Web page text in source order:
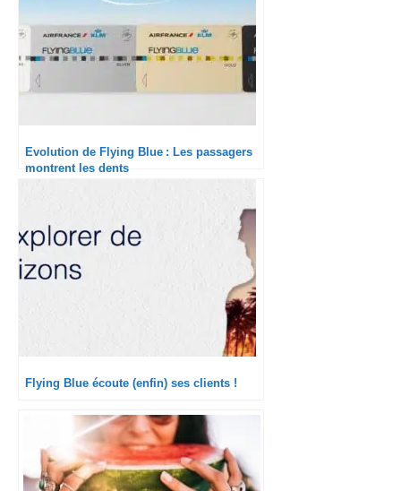
Evolution de Flying Blue : Les passagers
montrent les dents
Flying Blue écoute (enfin) ses clients !